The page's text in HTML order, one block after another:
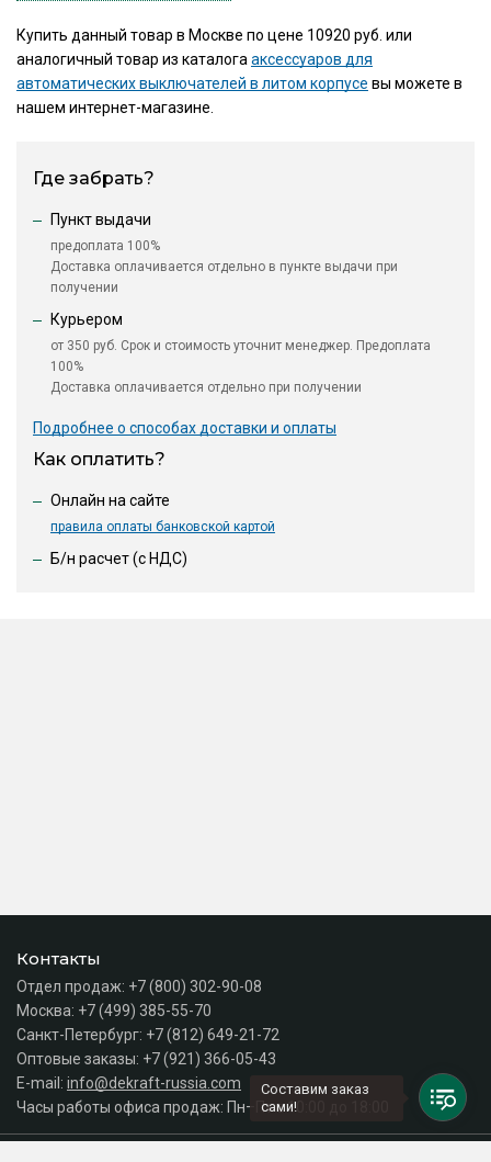
Купить данный товар в Москве по цене 10920 руб. или
аналогичный товар из каталогааксессуаров для
автоматических выключателей в литом корпусе вы можете в
нашем интернет-магазине.
Где забрать?
Пункт выдачи
предоплата 100%
Доставка оплачивается отдельно в пункте выдачи при
получении
Курьером
от 350 руб. Срок и стоимость уточнит менеджер. Предоплата
100%
Доставка оплачивается отдельно при получении
Подробнее о способах доставки и оплаты
Как оплатить?
Онлайн на сайте
правила оплаты банковской картой
Б/н расчет (c НДС)
Контакты
Отдел продаж: +7 (800) 302-90-08
Москва: +7 (499) 385-55-70
Санкт-Петербург: +7 (812) 649-21-72
Оптовые заказы: +7 (921) 366-05-43
E-mail: info@dekraft-russia.com
Часы работы офиса продаж: Пн–Пт с 10:00 до 18:00
Составим заказ
сами!